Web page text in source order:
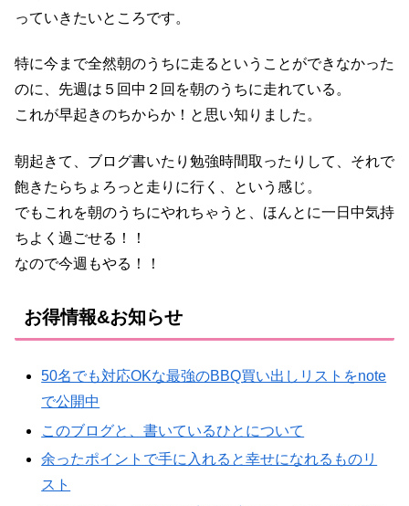
っていきたいところです。
特に今まで全然朝のうちに走るということができなかった
のに、先週は５回中２回を朝のうちに走れている。
これが早起きのちからか！と思い知りました。
朝起きて、ブログ書いたり勉強時間取ったりして、それで
飽きたらちょろっと走りに行く、という感じ。
でもこれを朝のうちにやれちゃうと、ほんとに一日中気持
ちよく過ごせる！！
なので今週もやる！！
お得情報&お知らせ
50名でも対応OKな最強のBBQ買い出しリストをnote
で公開中
このブログと、書いているひとについて
余ったポイントで手に入れると幸せになれるものリ
スト